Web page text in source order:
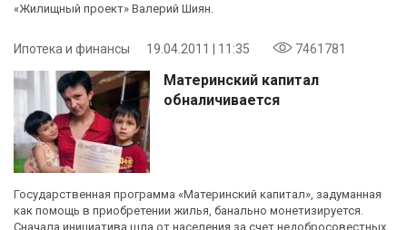
«Жилищный проект» Валерий Шиян.
Ипотека и финансы 19.04.2011 | 11:35 7461781
Материнский капитал
обналичивается
Государственная программа «Материнский капитал», задуманная
как помощь в приобретении жилья, банально монетизируется.
Сначала инициатива шла от населения за счет недобросовестных